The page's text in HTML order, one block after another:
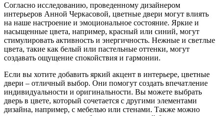
Согласно исследованию, проведенному дизайнером
интерьеров Анной Черкасовой, цветные двери могут влиять
на наше настроение и эмоциональное состояние. Яркие и
насыщенные цвета, например, красный или синий, могут
стимулировать активность и энергичность. Нежные и светлые
цвета, такие как белый или пастельные оттенки, могут
создавать ощущение спокойствия и гармонии.
Если вы хотите добавить яркий акцент в интерьере, цветные
двери – отличный выбор. Они помогут создать впечатление
индивидуальности и оригинальности. Вы можете выбрать
дверь в цвете, который сочетается с другими элементами
дизайна, например, с мебелью или стенами. Также можно